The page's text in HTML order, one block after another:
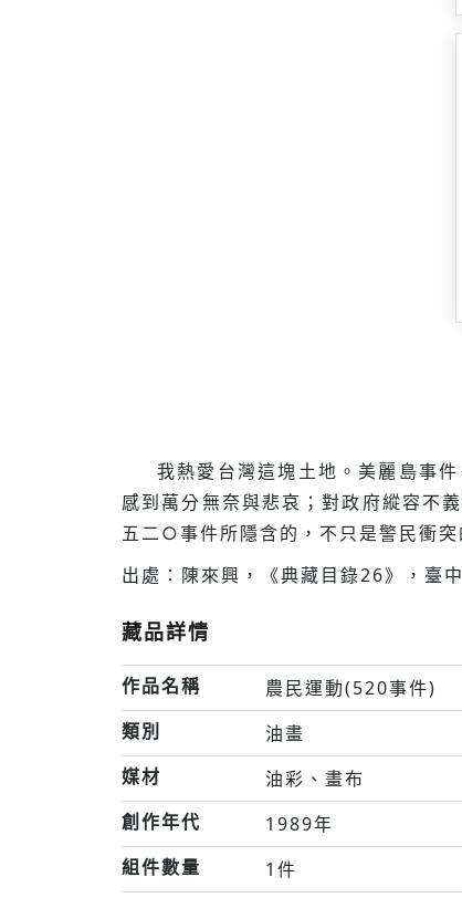
我熱愛台灣這塊土地。美麗島事
感到萬分無奈與悲哀；對政府縱容不
五二○事件所隱含的，不只是警民衝
出處：陳來興，《典藏目錄26》，臺
藏品詳情
作品名稱
農民運動(520事件)
類別
油畫
媒材
油彩、畫布
創作年代
1989年
組件數量
1件